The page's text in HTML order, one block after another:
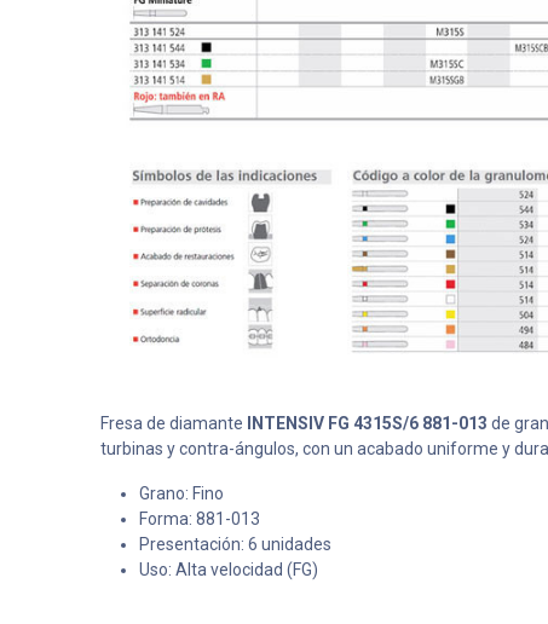
Fresa de diamante INTENSIV FG 4315S/6 881-013 de
turbinas y contra-ángulos, con un acabado uniforme y
Grano: Fino
Forma: 881-013
Presentación: 6 unidades
Uso: Alta velocidad (FG)